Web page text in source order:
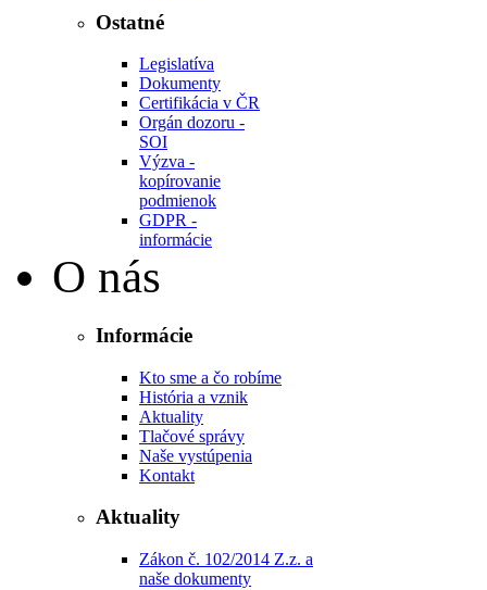
Ostatné
Legislatíva
Dokumenty
Certifikácia v ČR
Orgán dozoru -
SOI
Výzva -
kopírovanie
podmienok
GDPR -
informácie
O nás
Informácie
Kto sme a čo robíme
História a vznik
Aktuality
Tlačové správy
Naše vystúpenia
Kontakt
Aktuality
Zákon č. 102/2014 Z.z. a
naše dokumenty